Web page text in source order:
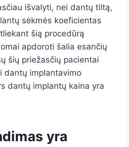
išvalyti, nei dantų tiltą,
sėkmės koeficientas
šią procedūrą
apdoroti šalia esančių
šių priežasčių pacientai
dantų implantavimo
dantų implantų kaina yra
yra